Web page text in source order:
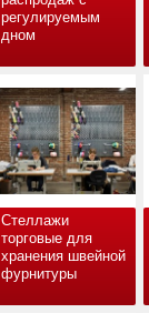
регулируемым
дном
Стеллажи
торговые для
хранения швейной
фурнитуры